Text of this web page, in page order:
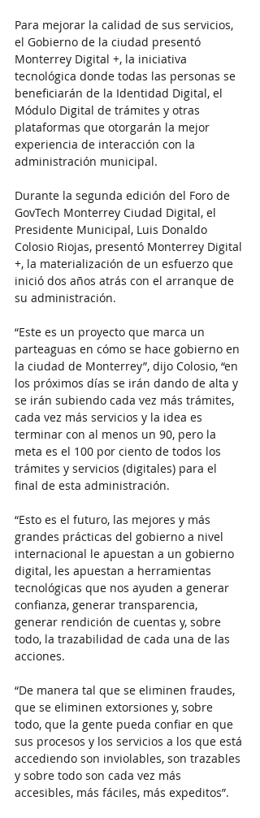
Para mejorar la calidad de sus servicios,
el Gobierno de la ciudad presentó
Monterrey Digital +, la iniciativa
tecnológica donde todas las personas se
beneficiarán de la Identidad Digital, el
Módulo Digital de trámites y otras
plataformas que otorgarán la mejor
experiencia de interacción con la
administración municipal.
Durante la segunda edición del Foro de
GovTech Monterrey Ciudad Digital, el
Presidente Municipal, Luis Donaldo
Colosio Riojas, presentó Monterrey Digital
+, la materialización de un esfuerzo que
inició dos años atrás con el arranque de
su administración.
“Este es un proyecto que marca un
parteaguas en cómo se hace gobierno en
la ciudad de Monterrey”, dijo Colosio, “en
los próximos días se irán dando de alta y
se irán subiendo cada vez más trámites,
cada vez más servicios y la idea es
terminar con al menos un 90, pero la
meta es el 100 por ciento de todos los
trámites y servicios (digitales) para el
final de esta administración.
“Esto es el futuro, las mejores y más
grandes prácticas del gobierno a nivel
internacional le apuestan a un gobierno
digital, les apuestan a herramientas
tecnológicas que nos ayuden a generar
confianza, generar transparencia,
generar rendición de cuentas y, sobre
todo, la trazabilidad de cada una de las
acciones.
“De manera tal que se eliminen fraudes,
que se eliminen extorsiones y, sobre
todo, que la gente pueda confiar en que
sus procesos y los servicios a los que está
accediendo son inviolables, son trazables
y sobre todo son cada vez más
accesibles, más fáciles, más expeditos”.